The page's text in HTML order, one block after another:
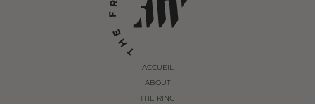
ACCUEIL
ABOUT
THE RING